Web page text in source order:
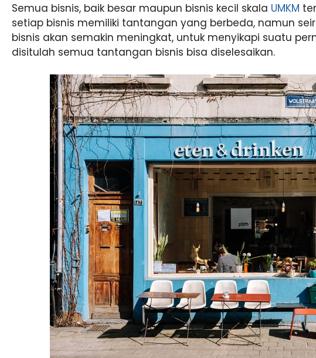
Semua bisnis, baik besar maupun bisnis kecil skala UMKM
setiap bisnis memiliki tantangan yang berbeda, namun
bisnis akan semakin meningkat, untuk menyikapi suatu
disitulah semua tantangan bisnis bisa diselesaikan.